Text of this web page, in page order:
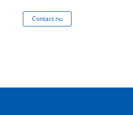
de het Heftoestellading 500Kg
Contact nu